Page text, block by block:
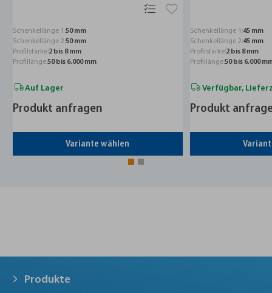
Profillänge:
Verfügbar, Lieferzeit auf Anfrage
Produkt anfragen
Produkte